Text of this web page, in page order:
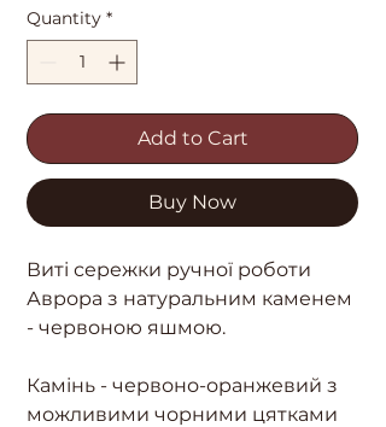
Quantity *
Add to Cart
Buy Now
Виті сережки ручної роботи
Аврора з натуральним каменем
- червоною яшмою.
Камінь - червоно-оранжевий з
можливими чорними цятками